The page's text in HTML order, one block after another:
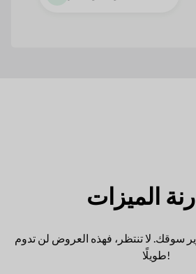
الميزات
سوقك. لا تنتظر، فهذه العروض لن تدوم
طويلًا!